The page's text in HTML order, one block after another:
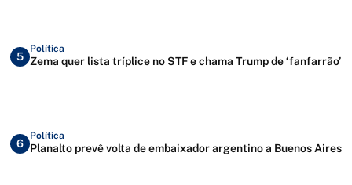
5
Política
Zema quer lista tríplice no STF e chama Trump de ‘fanfarrão’
6
Política
Planalto prevê volta de embaixador argentino a Buenos Aires